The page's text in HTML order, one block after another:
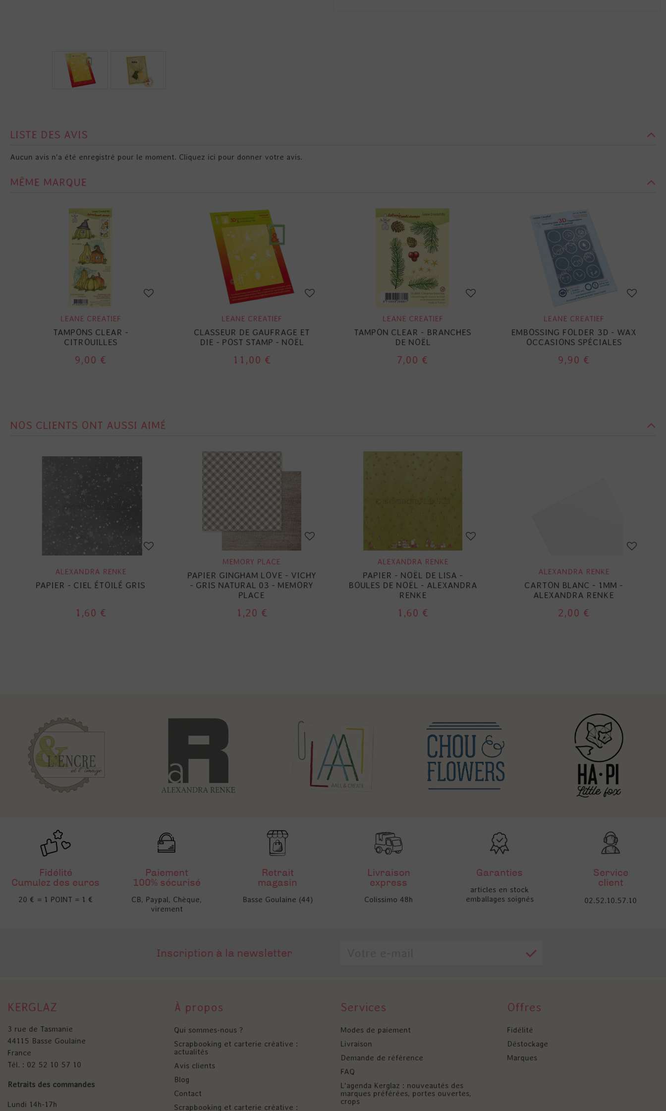
LISTE DES AVIS
Aucun avis n'a été enregistré pour le moment. Cliquez ici pour donner votre avis.
MÊME MARQUE
LEANE CREATIEF
TAMPONS CLEAR -
CITROUILLES
9,00 €
LEANE CREATIEF
CLASSEUR DE GAUFRAGE ET
DIE - POST STAMP - NOËL
11,00 €
LEANE CREATIEF
TAMPON CLEAR - BRANCHES
DE NOËL
7,00 €
LEANE CREATIEF
EMBOSSING FOLDER 3D - WAX
OCCASIONS SPÉCIALES
9,90 €
NOS CLIENTS ONT AUSSI AIMÉ
ALEXANDRA RENKE
PAPIER - CIEL ÉTOILÉ GRIS
1,60 €
MEMORY PLACE
PAPIER GINGHAM LOVE - VICHY
- GRIS NATURAL 03 - MEMORY
PLACE
1,20 €
ALEXANDRA RENKE
PAPIER - NOËL DE LISA -
BOULES DE NOËL - ALEXANDRA
RENKE
1,60 €
ALEXANDRA RENKE
CARTON BLANC - 1MM -
ALEXANDRA RENKE
2,00 €
Fidélité
Cumulez des euros
20 € = 1 POINT = 1 €
Paiement
100% sécurisé
CB, Paypal, Chèque,
virement
Retrait
magasin
Basse Goulaine (44)
Livraison
express
Colissimo 48h
Garanties
articles en stock
emballages soignés
Service
client
02.52.10.57.10
Inscription à la newsletter
KERGLAZ
3 rue de Tasmanie
44115 Basse Goulaine
France
Tél. : 02 52 10 57 10
Retraits des commandes
Lundi 14h-17h
À propos
Qui sommes-nous ?
Scrapbooking et carterie créative :
actualités
Avis clients
Blog
Contact
Scrapbooking et carterie créative :
Services
Modes de paiement
Livraison
Demande de référence
FAQ
L'agenda Kerglaz : nouveautés des
marques préférées, portes ouvertes,
crops
Offres
Fidélité
Déstockage
Marques